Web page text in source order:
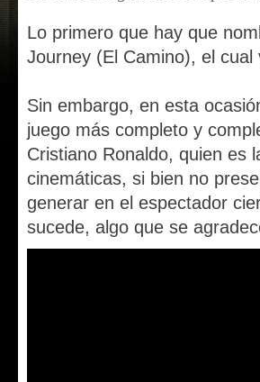
Lo primero que hay que
Journey (El Camino), el
Sin embargo, en esta
juego más completo y
Cristiano Ronaldo, quien es
cinemáticas, si bien no
generar en el espectador
sucede, algo que se